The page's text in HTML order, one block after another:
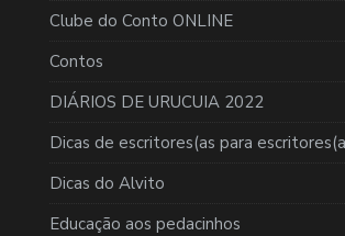
Clube do Conto ONLINE
Contos
DIÁRIOS DE URUCUIA 2022
Dicas de escritores(as para
Dicas do Alvito
Educação aos pedacinhos